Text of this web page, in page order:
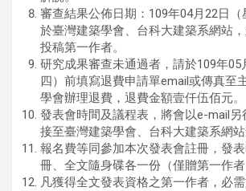
審查結果公佈日期：109年04月22日
於臺灣建築學會、台科大建築系網站
投稿第一作者。
研究成果審查未通過者，請於109年05
四）前填寫退費申請單email或傳真至
學會辦理退費，退費金額壹仟伍佰元。
發表會時間及議程表，將會以e-mail另
接至臺灣建築學會、台科大建築系網站
報名費等同參加本次發表會註冊，發
冊、全文隨身碟各一份（僅贈第一作者
凡獲得全文發表資格之第一作者，必